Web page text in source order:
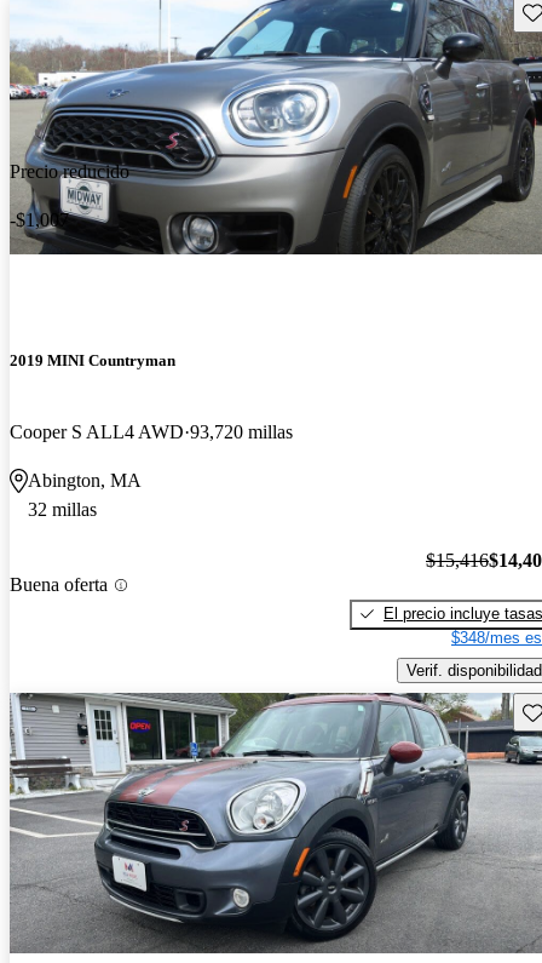
Precio reducido
-$1,007
2019 MINI Countryman
Cooper S ALL4 AWD 93,720 millas
Abington, MA
32 millas
Buena oferta
$15,416
El precio incluye tasas
$348/mes
Verif. disponibilidad